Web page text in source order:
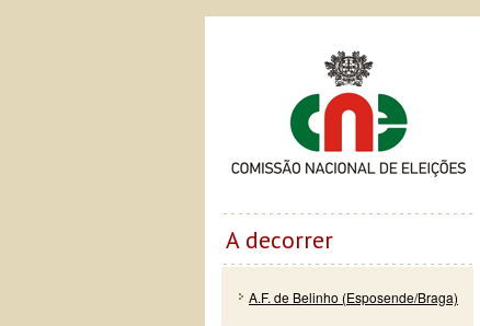
A decorrer
A.F. de Belinho (Esposende/Braga)